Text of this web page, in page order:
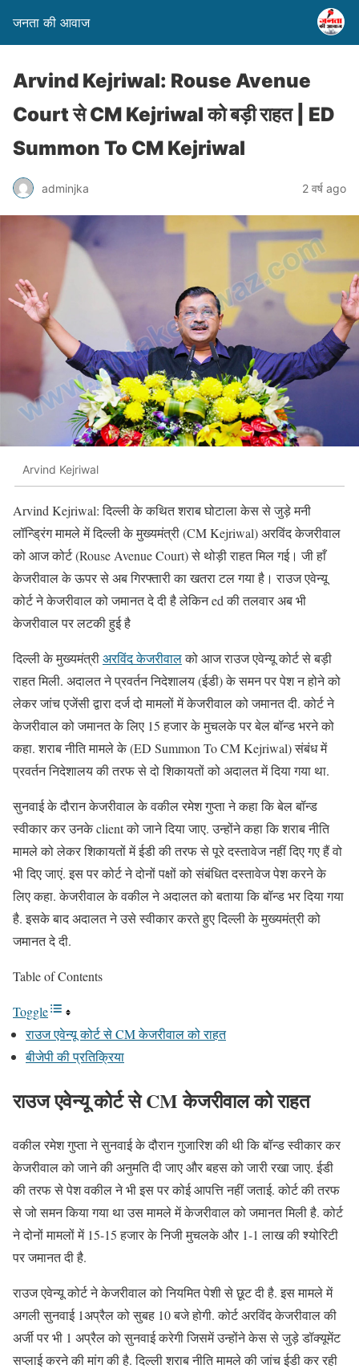
जनता की आवाज
Arvind Kejriwal: Rouse Avenue
Court से CM Kejriwal को बड़ी राहत | ED
Summon To CM Kejriwal
adminjka 2 वर्ष ago
Arvind Kejriwal
Arvind Kejriwal: दिल्ली के कथित शराब घोटाला केस से जुड़े मनी
लॉन्ड्रिंग मामले में दिल्ली के मुख्यमंत्री (CM Kejriwal) अरविंद केजरीवाल
को आज कोर्ट (Rouse Avenue Court) से थोड़ी राहत मिल गई। जी हाँ
केजरीवाल के ऊपर से अब गिरफ्तारी का खतरा टल गया है। राउज एवेन्यू
कोर्ट ने केजरीवाल को जमानत दे दी है लेकिन ed की तलवार अब भी
केजरीवाल पर लटकी हुई है
दिल्ली के मुख्यमंत्रीअरविंद केजरीवालको आज राउज एवेन्यू कोर्ट से बड़ी
राहत मिली. अदालत ने प्रवर्तन निदेशालय (ईडी) के समन पर पेश न होने को
लेकर जांच एजेंसी द्वारा दर्ज दो मामलों में केजरीवाल को जमानत दी. कोर्ट ने
केजरीवाल को जमानत के लिए 15 हजार के मुचलके पर बेल बॉन्ड भरने को
कहा. शराब नीति मामले के (ED Summon To CM Kejriwal) संबंध में
प्रवर्तन निदेशालय की तरफ से दो शिकायतों को अदालत में दिया गया था.
सुनवाई के दौरान केजरीवाल के वकील रमेश गुप्ता ने कहा कि बेल बॉन्ड
स्वीकार कर उनके client को जाने दिया जाए. उन्होंने कहा कि शराब नीति
मामले को लेकर शिकायतों में ईडी की तरफ से पूरे दस्तावेज नहीं दिए गए हैं वो
भी दिए जाएं. इस पर कोर्ट ने दोनों पक्षों को संबंधित दस्तावेज पेश करने के
लिए कहा. केजरीवाल के वकील ने अदालत को बताया कि बॉन्ड भर दिया गया
है. इसके बाद अदालत ने उसे स्वीकार करते हुए दिल्ली के मुख्यमंत्री को
जमानत दे दी.
Table of Contents
Toggle
राउज एवेन्यू कोर्ट से CM केजरीवाल को राहत
बीजेपी की प्रतिक्रिया
राउज एवेन्यू कोर्ट से CM केजरीवाल को राहत
वकील रमेश गुप्ता ने सुनवाई के दौरान गुजारिश की थी कि बॉन्ड स्वीकार कर
केजरीवाल को जाने की अनुमति दी जाए और बहस को जारी रखा जाए. ईडी
की तरफ से पेश वकील ने भी इस पर कोई आपत्ति नहीं जताई. कोर्ट की तरफ
से जो समन किया गया था उस मामले में केजरीवाल को जमानत मिली है. कोर्ट
ने दोनों मामलों में 15-15 हजार के निजी मुचलके और 1-1 लाख की श्योरिटी
पर जमानत दी है.
राउज एवेन्यू कोर्ट ने केजरीवाल को नियमित पेशी से छूट दी है. इस मामले में
अगली सुनवाई 1अप्रैल को सुबह 10 बजे होगी. कोर्ट अरविंद केजरीवाल की
अर्जी पर भी 1 अप्रैल को सुनवाई करेगी जिसमें उन्होंने केस से जुड़े डॉक्यूमेंट
सप्लाई करने की मांग की है. दिल्ली शराब नीति मामले की जांच ईडी कर रही